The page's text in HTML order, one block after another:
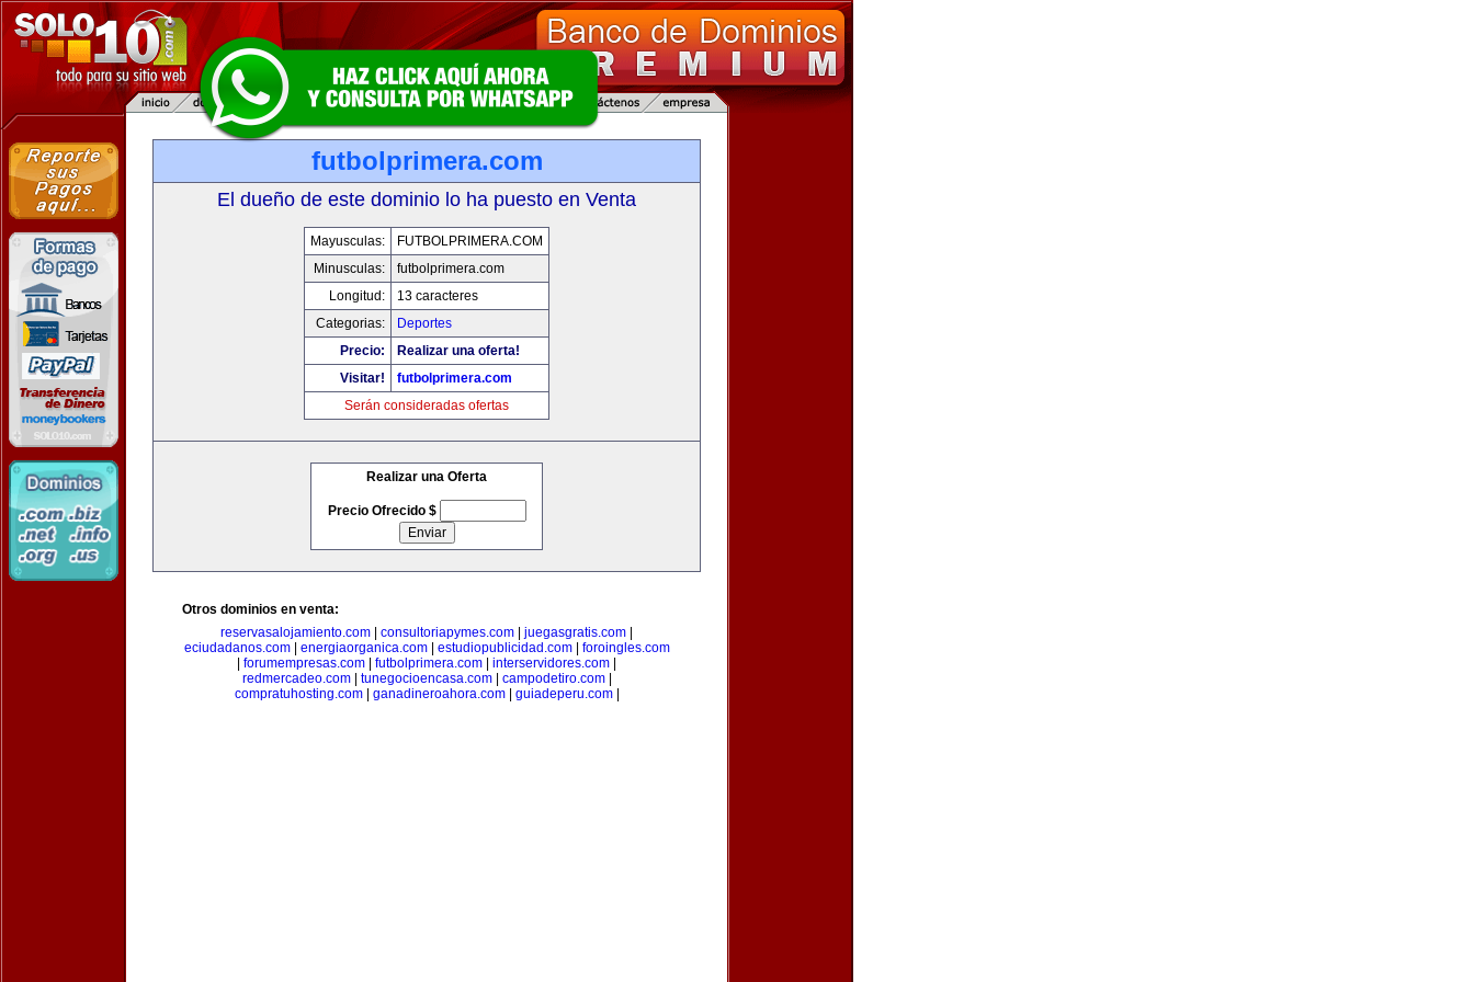
futbolprimera.com
El dueño de este dominio lo ha puesto en Venta
Mayusculas:
FUTBOLPRIMERA.COM
Minusculas:
futbolprimera.com
Longitud:
13 caracteres
Categorias:
Deportes
Precio:
Realizar una oferta!
Visitar!
futbolprimera.com
Serán consideradas ofertas
Realizar una Oferta
Precio Ofrecido $
Otros dominios en venta:
reservasalojamiento.com
consultoriapymes.com juegasgratis.com
eciudadanos.com| energiaorganica.com| estudiopublicidad.com| foroingles.com
forumempresas.com futbolprimera.com interservidores.com
redmercadeo.com| tunegocioencasa.com| campodetiro.com|
compratuhosting.com| ganadineroahora.com| guiadeperu.com|